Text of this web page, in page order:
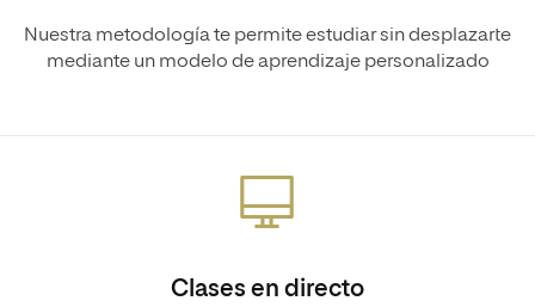
Nuestra metodología te permite estudiar sin desplazarte
mediante un modelo de aprendizaje personalizado
Clases en directo